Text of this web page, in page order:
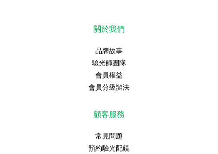
關於我們
品牌故事
驗光師團隊
會員權益
會員分級辦法
顧客服務
常見問題
預約驗光配鏡